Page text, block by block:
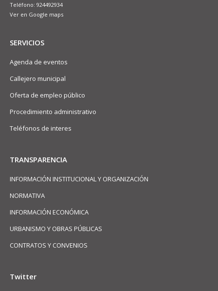
Teléfono: 924492934
Ver en Google maps
SERVICIOS
Agenda de eventos
Callejero municipal
Oferta de empleo público
Procedimiento administrativo
Teléfonos de interes
TRANSPARENCIA
INFORMACIÓN INSTITUCIONAL Y ORGANIZACIÓN
NORMATIVA
INFORMACIÓN ECONÓMICA
URBANISMO Y OBRAS PÚBLICAS
CONTRATOS Y CONVENIOS
Twitter